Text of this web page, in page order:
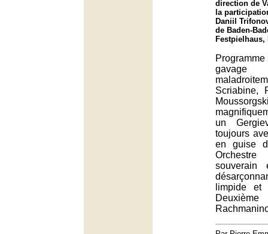
direction de
la
Daniil
de Baden-
Festpielhaus,
Scriabine,
un
toujours
en guise
souverain
limpide